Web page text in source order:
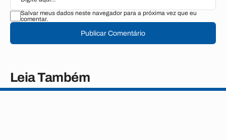
Salvar meus dados neste navegador para a próxima vez que eu
comentar.
Publicar Comentário
Leia Também